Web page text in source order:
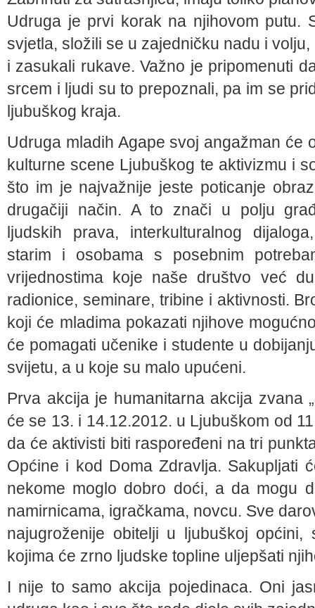
Udruga je prvi korak na njihovom putu.
svjetla, složili se u zajedničku nadu i
i zasukali rukave. Važno je pripomenuti
srcem i ljudi su to prepoznali, pa im se
ljubuškog kraja.
Udruga mladih Agape svoj angažman će
kulturne scene Ljubuškog te aktivizmu i
što im je najvažnije jeste poticanje
drugačiji način. A to znači u polju
ljudskih prava, interkulturalnog
starim i osobama s posebnim
vrijednostima koje naše društvo već
radionice, seminare, tribine i aktivnosti.
koji će mladima pokazati njihove
će pomagati učenike i studente u
svijetu, a u koje su malo upućeni.
Prva akcija je humanitarna akcija zvana
će se 13. i 14.12.2012. u Ljubuškom od
da će aktivisti biti raspoređeni na tri
Općine i kod Doma Zdravlja. Sakupljati
nekome moglo dobro doći, a da mogu
namirnicama, igračkama, novcu. Sve
najugroženije obitelji u ljubuškoj
kojima će zrno ljudske topline uljepšati
I nije to samo akcija pojedinaca. Oni